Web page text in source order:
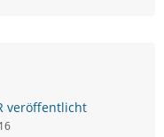
veröffentlicht